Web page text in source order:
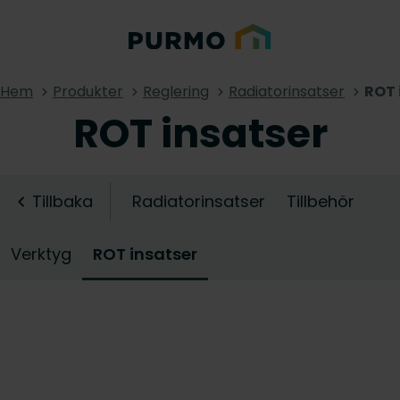
Hem Produkter Reglering Radiatorinsatser
ROT insatser
Tillbaka Radiatorinsatser Tillbehör
Verktyg ROT insatser